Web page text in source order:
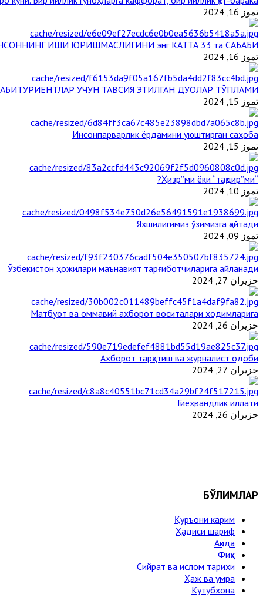
تموز 16, 2024
ИШИ ЮРИШМАСЛИГИНИ энг КАТТА 33 та САБАБИ
تموز 16, 2024
АБИТУРИЕНТЛАР УЧУН ТАВСИЯ ЭТИЛГАН ДУОЛАР ТЎПЛАМИ
تموز 15, 2024
Инсонпарварлик ёрдамини уюштирган саҳоба
تموز 15, 2024
“Ҳизр”ми ёки “тақдир”ми?
تموز 10, 2024
Яхшилигимиз ўзимизга қайтади
تموز 09, 2024
Ўзбекистон ҳожилари маънавият тарғиботчиларига айланади
حزيران 27, 2024
Матбуот ва оммавий ахборот воситалари ходимларига
حزيران 26, 2024
Ахборот тарқатиш ва журналист одоби
حزيران 27, 2024
Гиёҳвандлик иллати
حزيران 26, 2024
БЎЛИМЛАР
Қуръони карим
Ҳадиси шариф
Ақида
Фиқҳ
Сийрат ва ислом тарихи
Ҳаж ва умра
Кутубхона